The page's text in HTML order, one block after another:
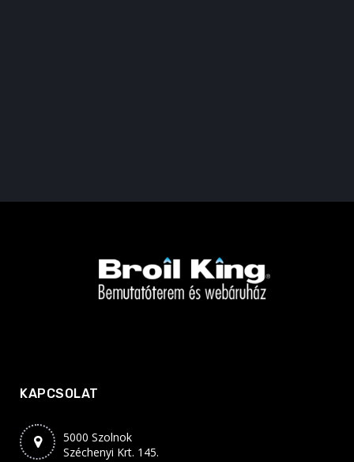
KAPCSOLAT
5000 Szolnok
Széchenyi Krt. 145.